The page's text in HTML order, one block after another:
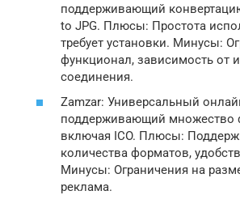
поддерживающий
to JPG. Плюсы: Простота
требует установки. Минусы:
функционал, зависимость от
соединения.
Zamzar: Универсальный
поддерживающий множество
включая ICO. Плюсы:
количества форматов,
Минусы: Ограничения на
реклама.